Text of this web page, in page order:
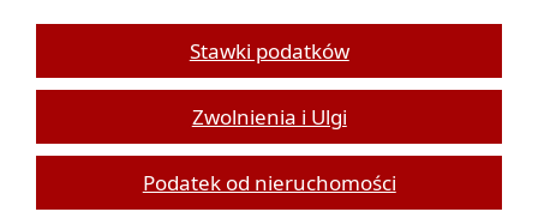
Stawki podatków
Zwolnienia i Ulgi
Podatek od nieruchomości